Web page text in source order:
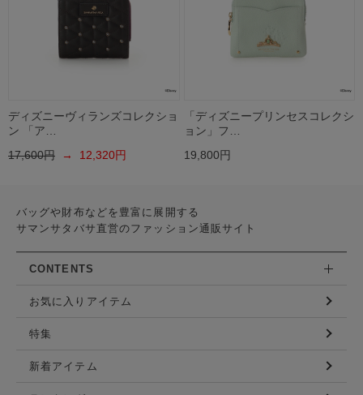
ディズニーヴィランズコレクショ
ン 「ア…
17,600円 → 12,320円
「ディズニープリンセスコレクシ
ョン」フ…
19,800円
バッグや財布などを豊富に展開する
サマンサタバサ直営のファッション通販サイト
CONTENTS
お気に入りアイテム
特集
新着アイテム